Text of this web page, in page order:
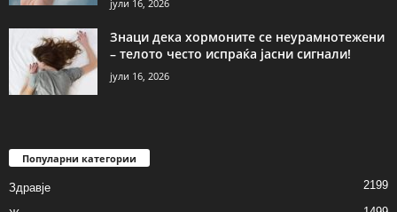
јули 16, 2026
Знаци дека хормоните се неурамнотежени
– телото често испраќа јасни сигнали!
јули 16, 2026
Популарни категории
Здравје 2199